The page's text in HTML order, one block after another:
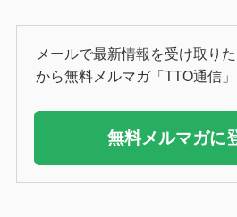
メールで最新情報を受け取り
から無料メルマガ「TTO通信」
無料メルマガに